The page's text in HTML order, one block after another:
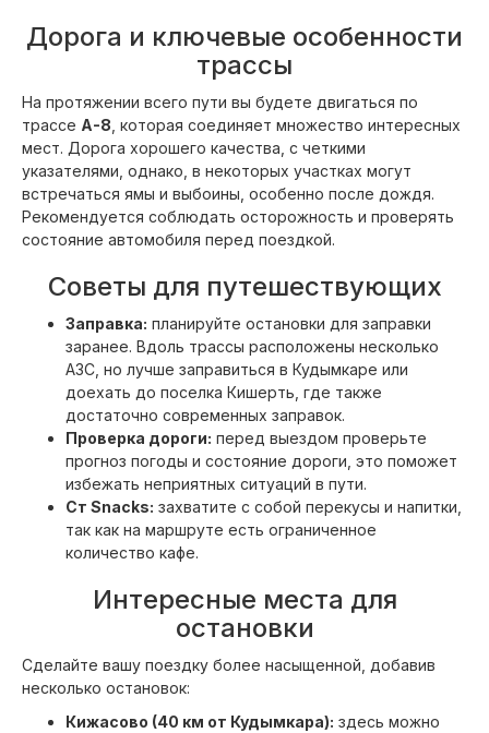
Дорога и ключевые особенности
трассы
На протяжении всего пути вы будете двигаться по
трассе A-8 , которая соединяет множество интересных
мест. Дорога хорошего качества, с четкими
указателями, однако, в некоторых участках могут
встречаться ямы и выбоины, особенно после дождя.
Рекомендуется соблюдать осторожность и проверять
состояние автомобиля перед поездкой.
Советы для путешествующих
Заправка: планируйте остановки для заправки
заранее. Вдоль трассы расположены несколько
АЗС, но лучше заправиться в Кудымкаре или
доехать до поселка Кишерть, где также
достаточно современных заправок.
Проверка дороги: перед выездом проверьте
прогноз погоды и состояние дороги, это поможет
избежать неприятных ситуаций в пути.
Ст Snacks: захватите с собой перекусы и напитки,
так как на маршруте есть ограниченное
количество кафе.
Интересные места для
остановки
Сделайте вашу поездку более насыщенной, добавив
несколько остановок:
Кижасово (40 км от Кудымкара): здесь можно